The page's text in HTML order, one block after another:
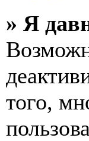
» Я
того,